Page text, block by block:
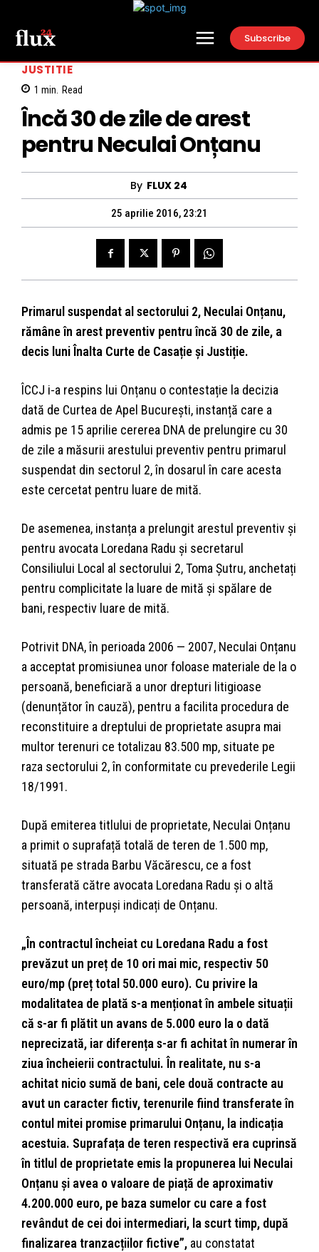
Subscribe
JUSTITIE
1 min. Read
Încă 30 de zile de arest
pentru Neculai Onțanu
By FLUX 24
25 aprilie 2016, 23:21
Primarul suspendat al sectorului 2, Neculai Onțanu,
rămâne în arest preventiv pentru încă 30 de zile, a
decis luni Înalta Curte de Casație și Justiție.
ÎCCJ i-a respins lui Onțanu o contestație la decizia
dată de Curtea de Apel București, instanță care a
admis pe 15 aprilie cererea DNA de prelungire cu 30
de zile a măsurii arestului preventiv pentru primarul
suspendat din sectorul 2, în dosarul în care acesta
este cercetat pentru luare de mită.
De asemenea, instanța a prelungit arestul preventiv și
pentru avocata Loredana Radu și secretarul
Consiliului Local al sectorului 2, Toma Șutru, anchetați
pentru complicitate la luare de mită și spălare de
bani, respectiv luare de mită.
Potrivit DNA, în perioada 2006 — 2007, Neculai Onțanu
a acceptat promisiunea unor foloase materiale de la o
persoană, beneficiară a unor drepturi litigioase
(denunțător în cauză), pentru a facilita procedura de
reconstituire a dreptului de proprietate asupra mai
multor terenuri ce totalizau 83.500 mp, situate pe
raza sectorului 2, în conformitate cu prevederile Legii
18/1991.
După emiterea titlului de proprietate, Neculai Onțanu
a primit o suprafață totală de teren de 1.500 mp,
situată pe strada Barbu Văcărescu, ce a fost
transferată către avocata Loredana Radu și o altă
persoană, interpuși indicați de Onțanu.
„În contractul încheiat cu Loredana Radu a fost
prevăzut un preț de 10 ori mai mic, respectiv 50
euro/mp (preț total 50.000 euro). Cu privire la
modalitatea de plată s-a menționat în ambele situații
că s-ar fi plătit un avans de 5.000 euro la o dată
neprecizată, iar diferența s-ar fi achitat în numerar în
ziua încheierii contractului. În realitate, nu s-a
achitat nicio sumă de bani, cele două contracte au
avut un caracter fictiv, terenurile fiind transferate în
contul mitei promise primarului Onțanu, la indicația
acestuia. Suprafața de teren respectivă era cuprinsă
în titlul de proprietate emis la propunerea lui Neculai
Onțanu și avea o valoare de piață de aproximativ
4.200.000 euro, pe baza sumelor cu care a fost
revândut de cei doi intermediari, la scurt timp, după
finalizarea tranzacțiilor fictive”, au constatat